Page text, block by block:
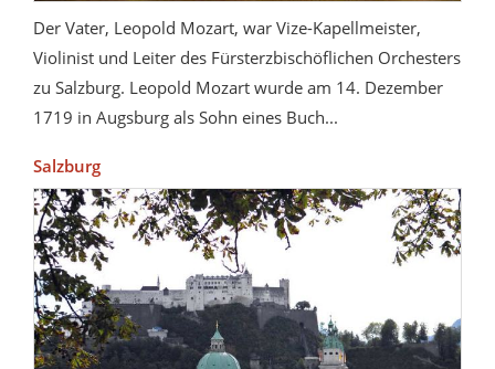
Der Vater, Leopold Mozart, war Vize-Kapellmeister,
Violinist und Leiter des Fürsterzbischöflichen Orchesters
zu Salzburg. Leopold Mozart wurde am 14. Dezember
1719 in Augsburg als Sohn eines Buch...
Salzburg